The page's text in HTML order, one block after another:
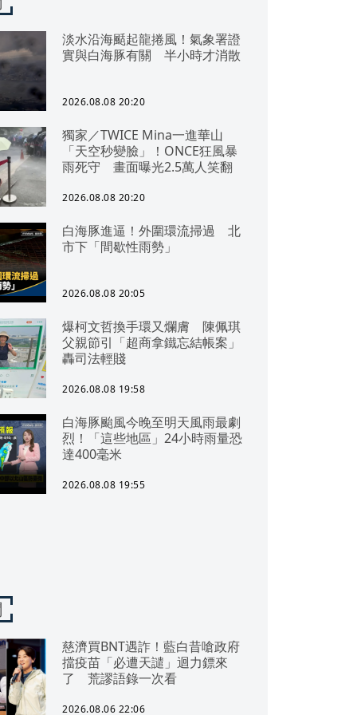
淡水沿海颳起龍捲風！氣象署證
實與白海豚有關 半小時才消散
2026.08.08 20:20
獨家／TWICE Mina一進華山
「天空秒變臉」！ONCE狂風暴
雨死守 畫面曝光2.5萬人笑翻
2026.08.08 20:20
白海豚進逼！外圍環流掃過 北
市下「間歇性雨勢」
2026.08.08 20:05
爆柯文哲換手環又爛膚 陳佩琪
父親節引「超商拿鐵忘結帳案」
轟司法輕賤
2026.08.08 19:58
白海豚颱風今晚至明天風雨最劇
烈！「這些地區」24小時雨量恐
達400毫米
2026.08.08 19:55
慈濟買BNT遇詐！藍白昔嗆政府
擋疫苗「必遭天譴」迴力鏢來
了 荒謬語錄一次看
2026.08.06 22:06